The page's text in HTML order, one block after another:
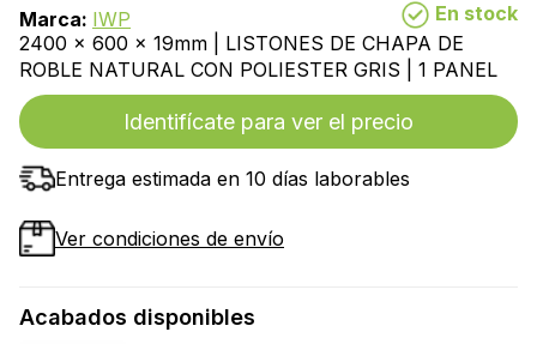
Marca: IWP
En stock
2400 x 600 x 19mm | LISTONES DE CHAPA DE
ROBLE NATURAL CON POLIESTER GRIS | 1 PANEL
Identifícate para ver el precio
Entrega estimada en 10 días laborables
Ver condiciones de envío
Acabados disponibles